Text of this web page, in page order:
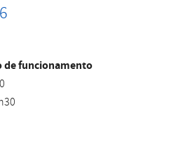
de funcionamento